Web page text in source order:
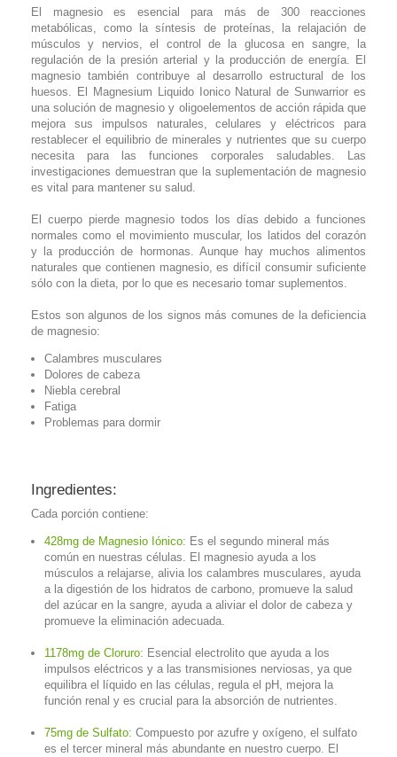
El magnesio es esencial para más de 300 reacciones
metabólicas, como la síntesis de proteínas, la relajación de
músculos y nervios, el control de la glucosa en sangre, la
regulación de la presión arterial y la producción de energía. El
magnesio también contribuye al desarrollo estructural de los
huesos. El Magnesium Liquido Ionico Natural de Sunwarrior es
una solución de magnesio y oligoelementos de acción rápida que
mejora sus impulsos naturales, celulares y eléctricos para
restablecer el equilibrio de minerales y nutrientes que su cuerpo
necesita para las funciones corporales saludables. Las
investigaciones demuestran que la suplementación de magnesio
es vital para mantener su salud.
El cuerpo pierde magnesio todos los días debido a funciones
normales como el movimiento muscular, los latidos del corazón
y la producción de hormonas. Aunque hay muchos alimentos
naturales que contienen magnesio, es difícil consumir suficiente
sólo con la dieta, por lo que es necesario tomar suplementos.
Estos son algunos de los signos más comunes de la deficiencia
de magnesio:
Calambres musculares
Dolores de cabeza
Niebla cerebral
Fatiga
Problemas para dormir
Ingredientes:
Cada porción contiene:
428mg de Magnesio Iónico: Es el segundo mineral más
común en nuestras células. El magnesio ayuda a los
músculos a relajarse, alivia los calambres musculares, ayuda
a la digestión de los hidratos de carbono, promueve la salud
del azúcar en la sangre, ayuda a aliviar el dolor de cabeza y
promueve la eliminación adecuada.
1178mg de Cloruro: Esencial electrolito que ayuda a los
impulsos eléctricos y a las transmisiones nerviosas, ya que
equilibra el líquido en las células, regula el pH, mejora la
función renal y es crucial para la absorción de nutrientes.
75mg de Sulfato: Compuesto por azufre y oxígeno, el sulfato
es el tercer mineral más abundante en nuestro cuerpo. El